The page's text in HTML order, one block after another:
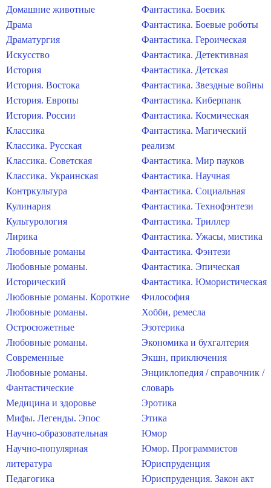
Домашние животные
Драма
Драматургия
Искусство
История
История. Востока
История. Европы
История. России
Классика
Классика. Русская
Классика. Советская
Классика. Украинская
Контркультура
Кулинария
Культурология
Лирика
Любовные романы
Любовные романы.
Исторический
Любовные романы. Короткие
Любовные романы.
Остросюжетные
Любовные романы.
Современные
Любовные романы.
Фантастические
Медицина и здоровье
Мифы. Легенды. Эпос
Научно-образовательная
Научно-популярная
литература
Педагогика
Фантастика. Боевик
Фантастика. Боевые роботы
Фантастика. Героическая
Фантастика. Детективная
Фантастика. Детская
Фантастика. Звездные войны
Фантастика. Киберпанк
Фантастика. Космическая
Фантастика. Магический
реализм
Фантастика. Мир пауков
Фантастика. Научная
Фантастика. Социальная
Фантастика. Технофэнтези
Фантастика. Триллер
Фантастика. Ужасы, мистика
Фантастика. Фэнтези
Фантастика. Эпическая
Фантастика. Юмористическая
Философия
Хобби, ремесла
Эзотерика
Экономика и бухгалтерия
Экшн, приключения
Энциклопедия / справочник /
словарь
Эротика
Этика
Юмор
Юмор. Программистов
Юриспруденция
Юриспруденция. Закон акт